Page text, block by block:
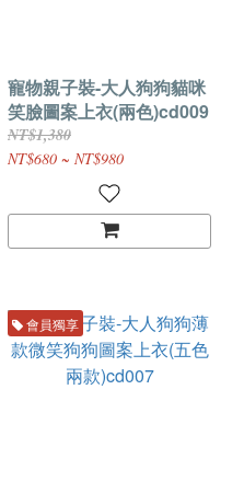
寵物親子裝-大人狗狗貓咪
笑臉圖案上衣(兩色)cd009
NT$1,380
NT$680 ~ NT$980
會員獨享